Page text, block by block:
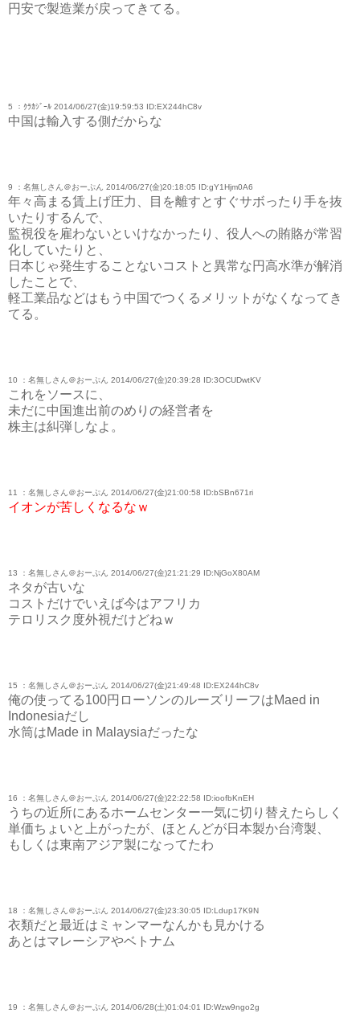
円安で製造業が戻ってきてる。
5 ：ｸﾗｶｼﾞｰﾙ 2014/06/27(金)19:59:53 ID:EX244hC8v
中国は輸入する側だからな
9 ：名無しさん＠おーぷん 2014/06/27(金)20:18:05 ID:gY1Hjm0A6
年々高まる賃上げ圧力、目を離すとすぐサボったり手を抜
いたりするんで、
監視役を雇わないといけなかったり、役人への賄賂が常習
化していたりと、
日本じゃ発生することないコストと異常な円高水準が解消
したことで、
軽工業品などはもう中国でつくるメリットがなくなってき
てる。
10 ：名無しさん＠おーぷん 2014/06/27(金)20:39:28 ID:3OCUDwtKV
これをソースに、
未だに中国進出前のめりの経営者を
株主は糾弾しなよ。
11 ：名無しさん＠おーぷん 2014/06/27(金)21:00:58 ID:bSBn671ri
イオンが苦しくなるなｗ
13 ：名無しさん＠おーぷん 2014/06/27(金)21:21:29 ID:NjGoX80AM
ネタが古いな
コストだけでいえば今はアフリカ
テロリスク度外視だけどねｗ
15 ：名無しさん＠おーぷん 2014/06/27(金)21:49:48 ID:EX244hC8v
俺の使ってる100円ローソンのルーズリーフはMaed in
Indonesiaだし
水筒はMade in Malaysiaだったな
16 ：名無しさん＠おーぷん 2014/06/27(金)22:22:58 ID:ioofbKnEH
うちの近所にあるホームセンター一気に切り替えたらしく
単価ちょいと上がったが、ほとんどが日本製か台湾製、
もしくは東南アジア製になってたわ
18 ：名無しさん＠おーぷん 2014/06/27(金)23:30:05 ID:Ldup17K9N
衣類だと最近はミャンマーなんかも見かける
あとはマレーシアやベトナム
19 ：名無しさん＠おーぷん 2014/06/28(土)01:04:01 ID:Wzw9ngo2g